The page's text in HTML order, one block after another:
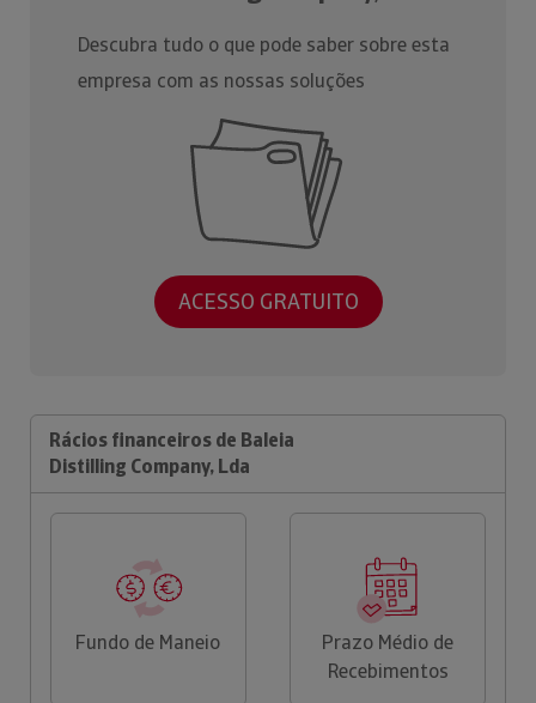
Descubra tudo o que pode saber sobre esta
empresa com as nossas soluções
ACESSO GRATUITO
Rácios financeiros de Baleia
Distilling Company, Lda
Fundo de Maneio
Prazo Médio de
Recebimentos